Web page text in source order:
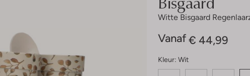
Witte Bisgaard
Vanaf € 44,99
Kleur: Wit